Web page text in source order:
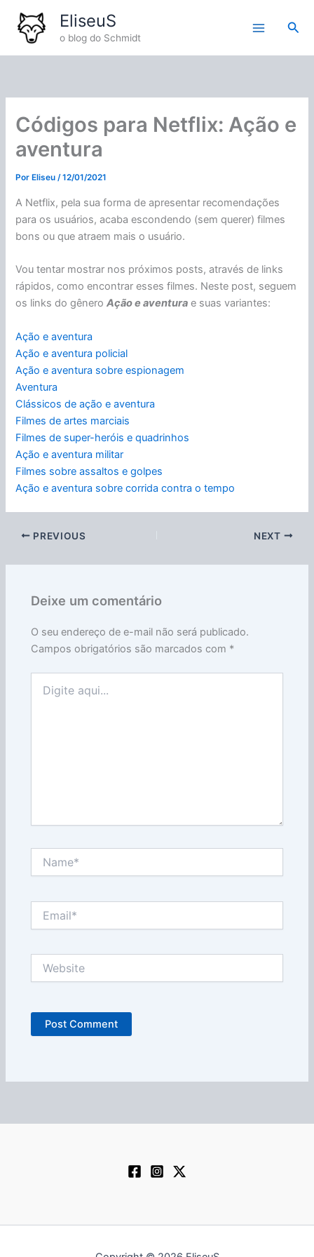
para
conteúdo
EliseuS
o blog do Schmidt
Códigos para Netflix: Ação e
aventura
Por Eliseu/12/01/2021
A Netflix, pela sua forma de apresentar recomendações
para os usuários, acaba escondendo (sem querer) filmes
bons ou que atraem mais o usuário.
Vou tentar mostrar nos próximos posts, através de links
rápidos, como encontrar esses filmes. Neste post, seguem
os links do gêneroAção e aventura e suas variantes:
Ação e aventura
Ação e aventura policial
Ação e aventura sobre espionagem
Aventura
Clássicos de ação e aventura
Filmes de artes marciais
Filmes de super-heróis e quadrinhos
Ação e aventura militar
Filmes sobre assaltos e golpes
Ação e aventura sobre corrida contra o tempo
PREVIOUS NEXT
Deixe um comentário
O seu endereço de e-mail não será publicado.
Campos obrigatórios são marcados com *
aqui...